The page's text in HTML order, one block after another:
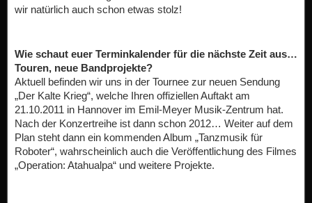
wir natürlich auch schon etwas stolz!
Wie schaut euer Terminkalender für die nächste Zeit aus…
Touren, neue Bandprojekte?
Aktuell befinden wir uns in der Tournee zur neuen Sendung
„Der Kalte Krieg“, welche Ihren offiziellen Auftakt am
21.10.2011 in Hannover im Emil-Meyer Musik-Zentrum hat.
Nach der Konzertreihe ist dann schon 2012… Weiter auf dem
Plan steht dann ein kommenden Album „Tanzmusik für
Roboter“, wahrscheinlich auch die Veröffentlichung des Filmes
„Operation: Atahualpa“ und weitere Projekte.